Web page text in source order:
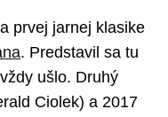
prvej jarnej klasike
. Predstavil sa tu
ušlo. Druhý
Ciolek) a 2017